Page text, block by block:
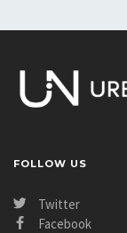
FOLLOW US
Twitter
Facebook